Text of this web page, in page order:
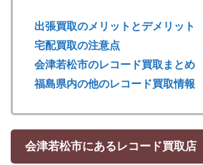
出張買取のメリットとデメリット
宅配買取の注意点
会津若松市のレコード買取まとめ
福島県内の他のレコード買取情報
会津若松市にあるレコード買取店